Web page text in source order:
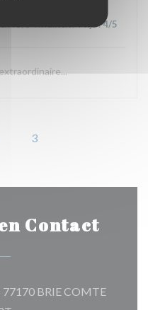
:4/5
3
Contact
77170 BRIE COMTE